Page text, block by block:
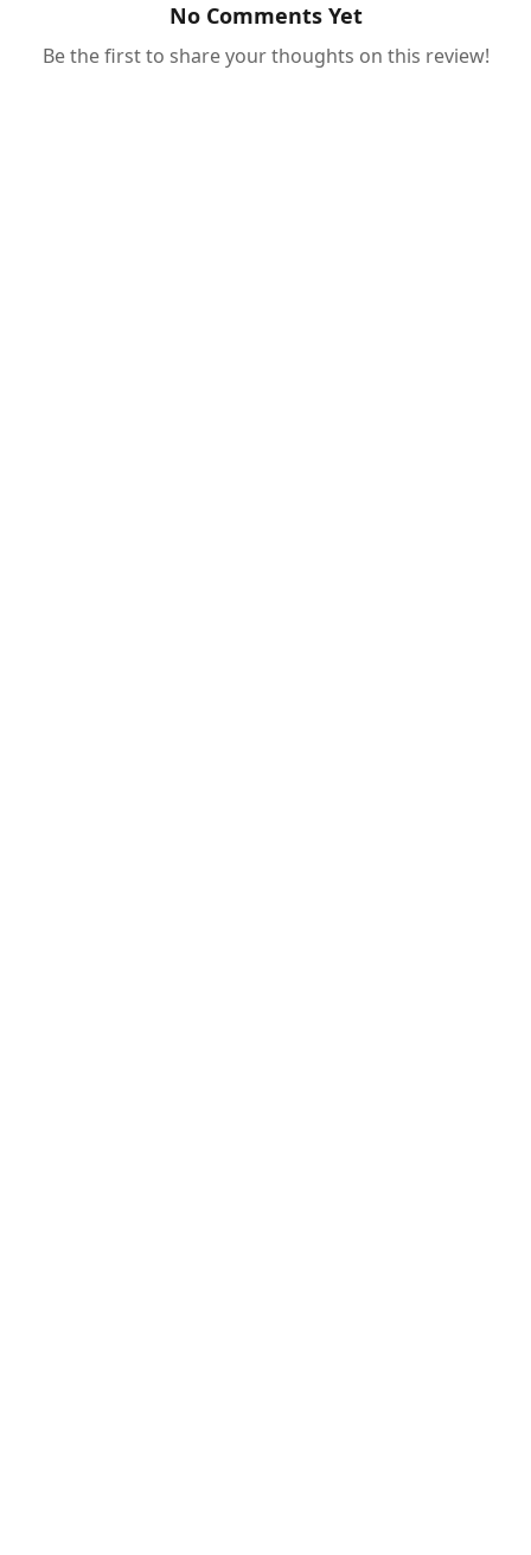
No Comments Yet
Be the first to share your thoughts on this review!